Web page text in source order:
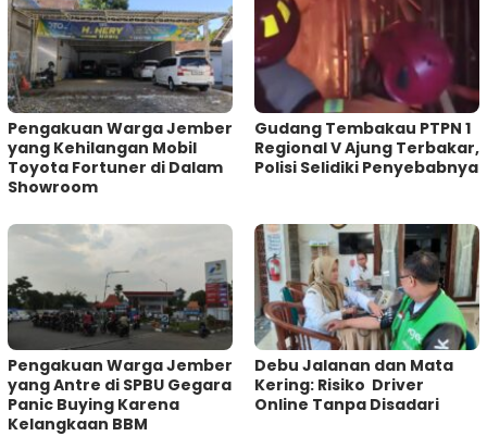
Pengakuan Warga Jember
yang Kehilangan Mobil
Toyota Fortuner di Dalam
Showroom
Gudang Tembakau PTPN 1
Regional V Ajung Terbakar,
Polisi Selidiki Penyebabnya
Pengakuan Warga Jember
yang Antre di SPBU Gegara
Panic Buying Karena
Kelangkaan BBM
Debu Jalanan dan Mata
Kering: Risiko Driver
Online Tanpa Disadari